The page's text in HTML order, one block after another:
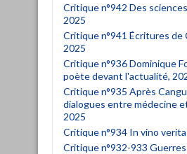
Critique n°942 Des
2025
Critique n°941 Écritures de
2025
Critique n°936 Dominique
poète devant l'actualité,
Critique n°935 Après
dialogues entre médecine
2025
Critique n°934 In vino
Critique n°932-933